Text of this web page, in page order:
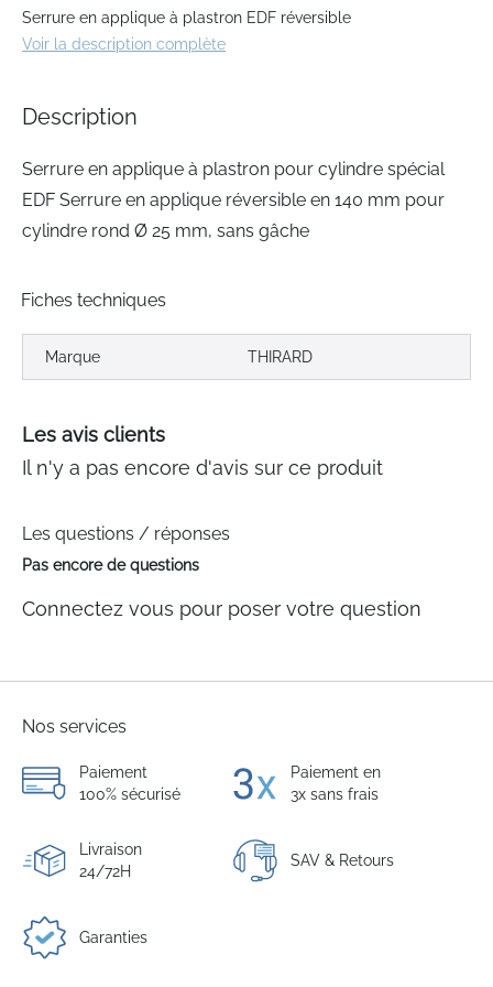
to
the
images
Serrure en applique à plastron EDF réversible
Voir la description complète
Description
Serrure en applique à plastron pour cylindre spécial
EDF Serrure en applique réversible en 140 mm pour
cylindre rond Ø 25 mm, sans gâche
Fiches techniques
Marque THIRARD
Les avis clients
Il n'y a pas encore d'avis sur ce produit
Les questions / réponses
Pas encore de questions
Connectez vous pour poser votre question
Nos services
Paiement
100% sécurisé
Paiement en
3x sans frais
Livraison
24/72H
SAV & Retours
Garanties